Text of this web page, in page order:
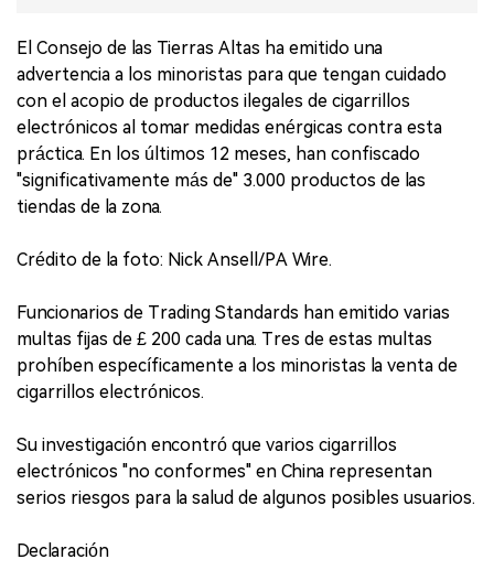
El Consejo de las Tierras Altas ha emitido una
advertencia a los minoristas para que tengan cuidado
con el acopio de productos ilegales de cigarrillos
electrónicos al tomar medidas enérgicas contra esta
práctica. En los últimos 12 meses, han confiscado
"significativamente más de" 3.000 productos de las
tiendas de la zona.
Crédito de la foto: Nick Ansell/PA Wire.
Funcionarios de Trading Standards han emitido varias
multas fijas de £ 200 cada una. Tres de estas multas
prohíben específicamente a los minoristas la venta de
cigarrillos electrónicos.
Su investigación encontró que varios cigarrillos
electrónicos "no conformes" en China representan
serios riesgos para la salud de algunos posibles usuarios.
Declaración